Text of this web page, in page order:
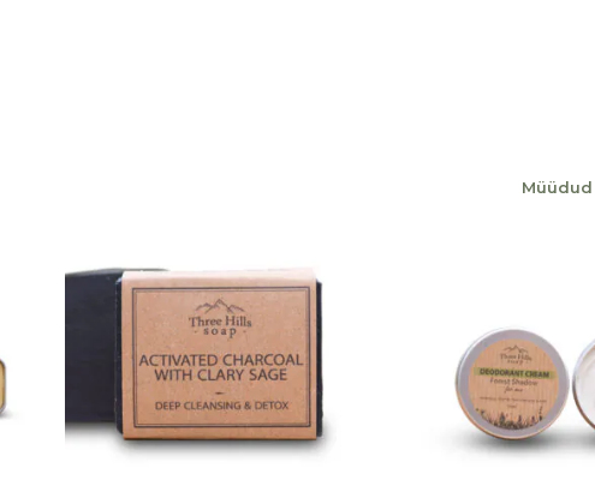
Müüdud